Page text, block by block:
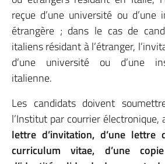
reçue d’une université ou
étrangère ; dans le cas de
italiens résidant à l’étranger,
d’une université ou d’une
italienne.
Les candidats doivent
l’Institut par courrier électronique,
lettre d’invitation, d’une lettre
curriculum vitae, d’une